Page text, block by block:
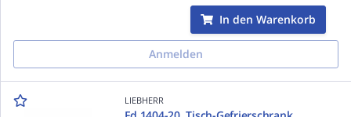
In den Warenkorb
Anmelden
LIEBHERR